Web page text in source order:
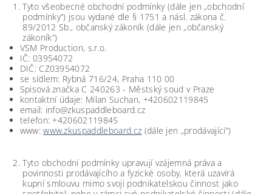
Tyto všeobecné obchodní podmínky (dále jen „obchodní
podmínky“) jsou vydané dle § 1751 a násl. zákona č.
89/2012 Sb., občanský zákoník (dále jen „občanský
zákoník“)
VSM Production, s.r.o.
IČ: 03954072
DIČ: CZ03954072
se sídlem: Rybná 716/24, Praha 110 00
Spisová značka C 240263 - Městský soud v Praze
kontaktní údaje: Milan Suchan, +420602119845
email: info@zkuspaddleboard.cz
telefon: +420602119845
www:www.zkuspaddleboard.cz (dále jen „prodávající“)
Tyto obchodní podmínky upravují vzájemná práva a
povinnosti prodávajícího a fyzické osoby, která uzavírá
kupní smlouvu mimo svoji podnikatelskou činnost jako